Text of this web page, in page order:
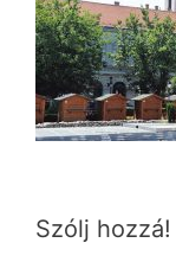
Szólj hozzá!